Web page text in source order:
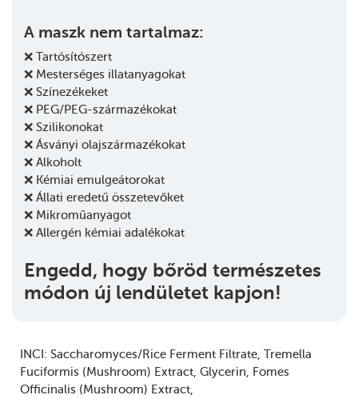
A maszk nem tartalmaz:
❌ Tartósítószert
❌ Mesterséges illatanyagokat
❌ Színezékeket
❌ PEG/PEG-származékokat
❌ Szilikonokat
❌ Ásványi olajszármazékokat
❌ Alkoholt
❌ Kémiai emulgeátorokat
❌ Állati eredetű összetevőket
❌ Mikroműanyagot
❌ Allergén kémiai adalékokat
Engedd, hogy bőröd természetes
módon új lendületet kapjon!
INCI: Saccharomyces/Rice Ferment Filtrate Tremella
Fuciformis (Mushroom) Extract Glycerin
Fomes
Officinalis (Mushroom) Extract